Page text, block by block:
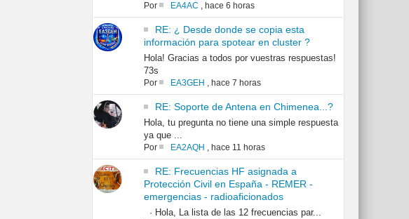
Por EA4AC , hace 6 horas
RE: ¿ Desde donde se copia esta
información para spotear en cluster ?
Hola! Gracias a todos por vuestras respuestas!
73s
Por EA3GEH , hace 7 horas
RE: Soporte de Antena en Chimenea...?
Hola, tu pregunta no tiene una simple respuesta
ya que ...
Por EA2AQH , hace 11 horas
RE: Frecuencias HF asignada a
Protección Civil en España - REMER -
emergencias - radioaficionados
· Hola, La lista de las 12 frecuencias par...